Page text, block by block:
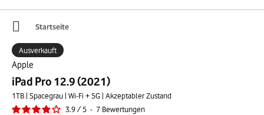
Startseite
Apple
iPad Pro 12.9 (2021)
1TB | Spacegrau | Wi-Fi + 5G | Akzeptabler Zustand
3.9/5 - 7 Bewertungen
Ausverkauft